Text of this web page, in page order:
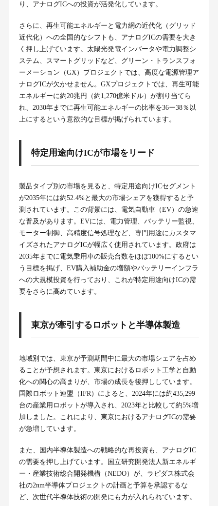
り、アナログICへの投資が活発化しています。
さらに、再生可能エネルギーと電力網の近代化（グリッド
近代化）への全国的なシフトも、アナログICの需要を大き
く押し上げています。太陽光発電インバータや電力調整シ
ステム、スマートグリッドなど、グリーン・トランスフォ
ーメーション（GX）プロジェクトでは、高度な電源管理ア
ナログICが欠かせません。GXプロジェクトでは、再生可能
エネルギーに約20兆円（約1,270億米ドル）が割り当てら
れ、2030年までに再生可能エネルギーの比率を36ー38％以
上にするという意欲的な目標が掲げられています。
特定用途向けICが市場をリード
製品タイプ別の市場を見ると、特定用途向けICセグメント
が2035年には約52.4%と最大の市場シェアを獲得すると予
測されています。この背景には、電気自動車（EV）の急速
な普及があります。EVには、電力管理、バッテリー監視、
モーター制御、高精度信号処理など、専門用途にカスタマ
イズされたアナログICが幅広く使用されています。政府は
2035年までに電気乗用車の販売台数をほぼ100%にするとい
う目標を掲げ、EV購入補助金の増額やバッテリーインフラ
への大規模投資を行っており、これが特定用途向けICの需
要をさらに高めています。
東京が牽引するロボットと半導体製造
地域別では、東京が予測期間中に最大の市場シェアを占め
ることが予想されます。東京におけるロボット工学と自動
化への関心の高まりが、市場の成長を後押ししています。
国際ロボット連盟（IFR）によると、2024年には約435,299
台の産業用ロボットが導入され、2023年と比較して約5%増
加しました。これにより、東京におけるアナログICの需要
が急増しています。
また、国内半導体製造への戦略的な再投資も、アナログIC
の需要を押し上げています。国立研究開発法人新エネルギ
ー・産業技術総合開発機構（NEDO）が、ラピダス株式会
社の2nm半導体プロジェクトの計画と予算を承認するな
ど、次世代半導体技術の開発にも力が入れられています。